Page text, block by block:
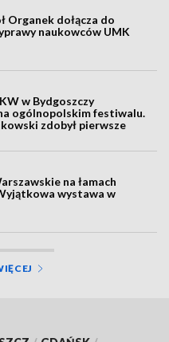
Organek dołącza do
naukowców UMK
w Bydgoszczy
ogólnopolskim festiwalu.
zdobył pierwsze
na łamach
wystawa w